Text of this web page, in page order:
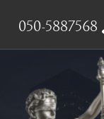
050-5887568